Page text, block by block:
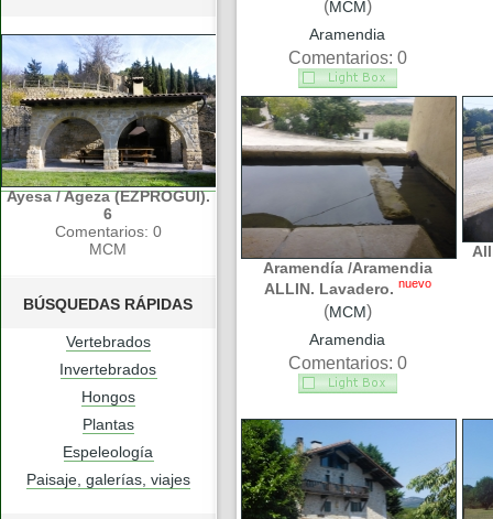
Ayesa / Ageza (EZPROGUI).
6
Comentarios: 0
MCM
BÚSQUEDAS RÁPIDAS
Vertebrados
Invertebrados
Hongos
Plantas
Espeleología
Paisaje, galerías, viajes
(MCM)
Aramendia
Comentarios: 0
Aramendía /Aramendia
ALLIN. Lavadero. nuevo
(MCM)
Aramendia
Comentarios: 0